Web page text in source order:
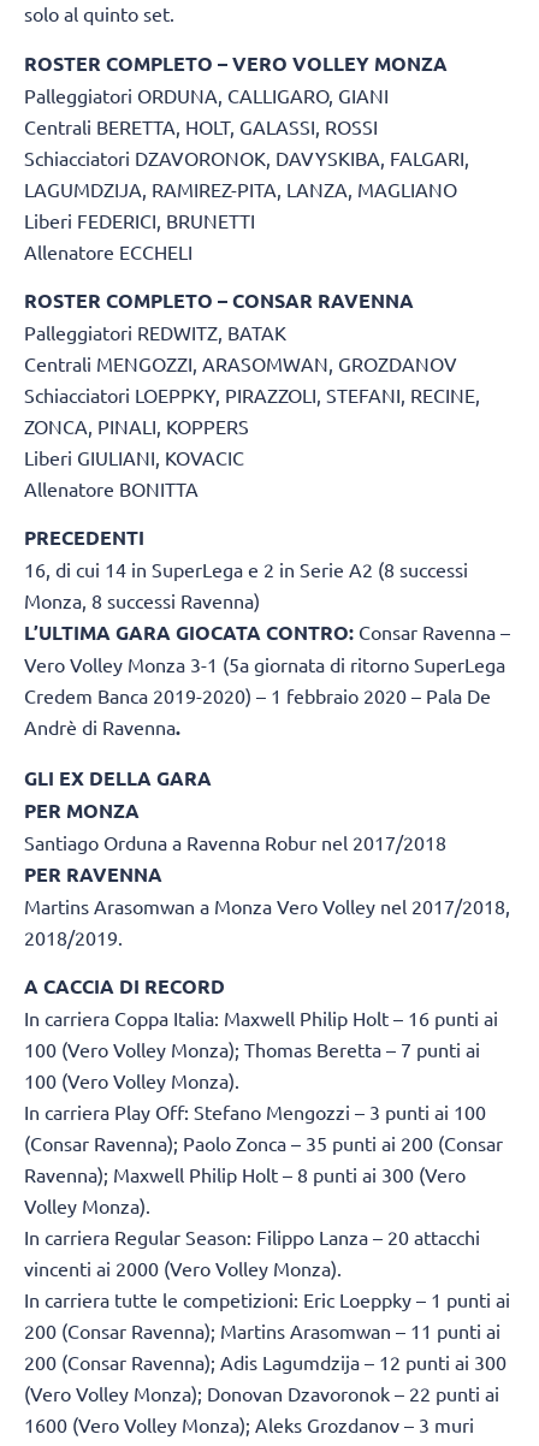
solo al quinto set.
ROSTER COMPLETO – VERO VOLLEY MONZA
Palleggiatori ORDUNA, CALLIGARO, GIANI
Centrali BERETTA, HOLT, GALASSI, ROSSI
Schiacciatori DZAVORONOK, DAVYSKIBA, FALGARI,
LAGUMDZIJA, RAMIREZ-PITA, LANZA, MAGLIANO
Liberi FEDERICI, BRUNETTI
Allenatore ECCHELI
ROSTER COMPLETO – CONSAR RAVENNA
Palleggiatori REDWITZ, BATAK
Centrali MENGOZZI, ARASOMWAN, GROZDANOV
Schiacciatori LOEPPKY, PIRAZZOLI, STEFANI, RECINE,
ZONCA, PINALI, KOPPERS
Liberi GIULIANI, KOVACIC
Allenatore BONITTA
PRECEDENTI
16, di cui 14 in SuperLega e 2 in Serie A2 (8 successi
Monza, 8 successi Ravenna)
L’ULTIMA GARA GIOCATA CONTRO: Consar Ravenna –
Vero Volley Monza 3-1 (5a giornata di ritorno SuperLega
Credem Banca 2019-2020) – 1 febbraio 2020 – Pala De
Andrè di Ravenna.
GLI EX DELLA GARA
PER MONZA
Santiago Orduna a Ravenna Robur nel 2017/2018
PER RAVENNA
Martins Arasomwan a Monza Vero Volley nel 2017/2018,
2018/2019.
A CACCIA DI RECORD
In carriera Coppa Italia: Maxwell Philip Holt – 16 punti ai
100 (Vero Volley Monza); Thomas Beretta – 7 punti ai
100 (Vero Volley Monza).
In carriera Play Off: Stefano Mengozzi – 3 punti ai 100
(Consar Ravenna); Paolo Zonca – 35 punti ai 200 (Consar
Ravenna); Maxwell Philip Holt – 8 punti ai 300 (Vero
Volley Monza).
In carriera Regular Season: Filippo Lanza – 20 attacchi
vincenti ai 2000 (Vero Volley Monza).
In carriera tutte le competizioni: Eric Loeppky – 1 punti ai
200 (Consar Ravenna); Martins Arasomwan – 11 punti ai
200 (Consar Ravenna); Adis Lagumdzija – 12 punti ai 300
(Vero Volley Monza); Donovan Dzavoronok – 22 punti ai
1600 (Vero Volley Monza); Aleks Grozdanov – 3 muri